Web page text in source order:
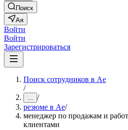
Поиск
Ая
Войти
Войти
Зарегистрироваться
Поиск сотрудников в Ае
/
... /
резюме в Ае/
менеджер по продажам и
клиентами